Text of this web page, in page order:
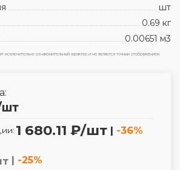
шт
0.69 кг
0.00651 м3
исключительно ознакомительный характер и не являются точным отображением
1 680.11 ₽/шт | -36%
| -25%